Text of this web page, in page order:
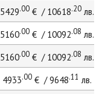
5429.00€ / 10618.20лв.
5160.00€ / 10092.08 лв.
5160.00€ / 10092.08 лв.
4933.00€ / 9648.11 лв.